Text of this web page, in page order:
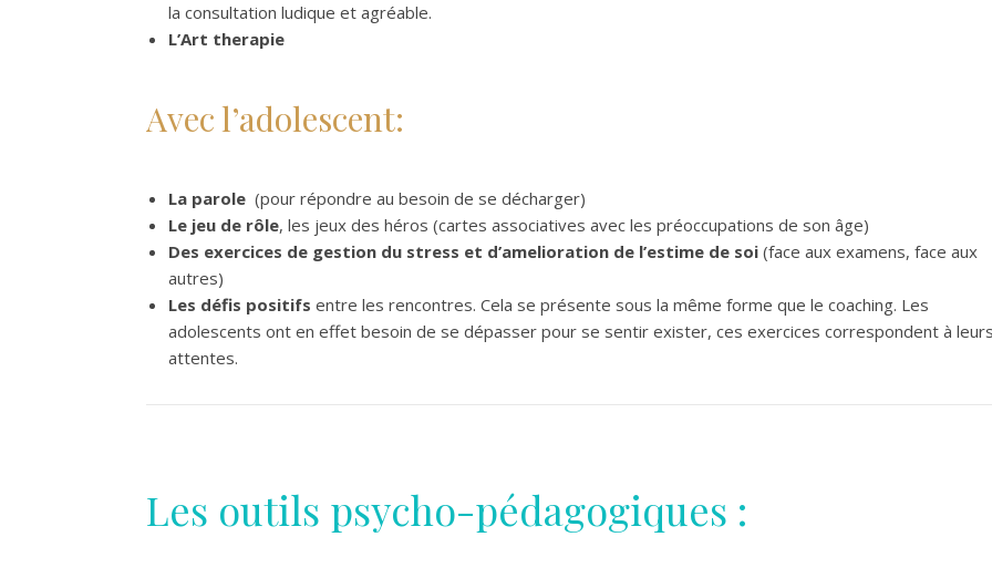
la consultation ludique et agréable.
L’Art therapie
Avec l’adolescent:
La parole (pour répondre au besoin de se décharger)
Le jeu de rôle, les jeux des héros (cartes associatives avec les préoccupations de son âge)
Des exercices de gestion du stress et d’amelioration de l’estime de soi (face aux examens, face aux
autres)
Les défis positifs entre les rencontres. Cela se présente sous la même forme que le coaching. Les
adolescents ont en effet besoin de se dépasser pour se sentir exister, ces exercices correspondent à leurs
attentes.
Les outils psycho-pédagogiques :